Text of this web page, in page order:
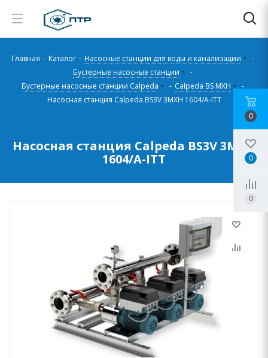
Главная - Каталог - Насосные станции для воды и канализации
-
Бустерные насосные станции
-
Бустерные насосные станции Calpeda
- Calpeda BS MXH
-
Насосная станция Calpeda BS3V 3MXH 1604/A-ITT
Насосная станция Calpeda BS3V 3MXH
1604/A-ITT
0
0
0